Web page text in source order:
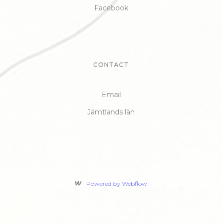
Facebook
CONTACT
Email
Jämtlands län
Powered by Webflow